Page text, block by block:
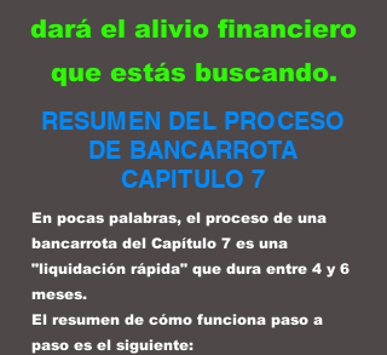
dará el alivio financiero
que estás buscando.
RESUMEN DEL PROCESO
DE BANCARROTA
CAPITULO 7
En pocas palabras, el proceso de una
bancarrota del Capítulo 7 es una
"liquidación rápida" que dura entre 4 y 6
meses.
El resumen de cómo funciona paso a
paso es el siguiente: